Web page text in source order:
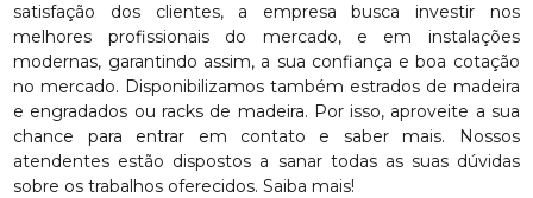
satisfação dos clientes, a empresa busca investir nos
melhores profissionais do mercado, e em instalações
modernas, garantindo assim, a sua confiança e boa cotação
no mercado. Disponibilizamos também estrados de madeira
e engradados ou racks de madeira. Por isso, aproveite a sua
chance para entrar em contato e saber mais. Nossos
atendentes estão dispostos a sanar todas as suas dúvidas
sobre os trabalhos oferecidos. Saiba mais!